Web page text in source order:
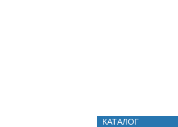
КАТАЛОГ